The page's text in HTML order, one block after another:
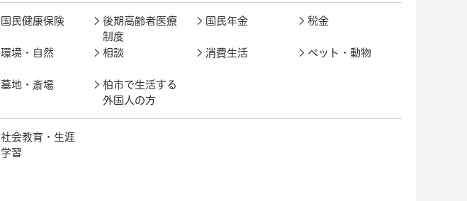
国民健康保険
後期高齢者医療
制度
国民年金 税金
環境・自然 相談 消費生活 ペット・動物
墓地・斎場
柏市で生活する
外国人の方
社会教育・生涯
学習